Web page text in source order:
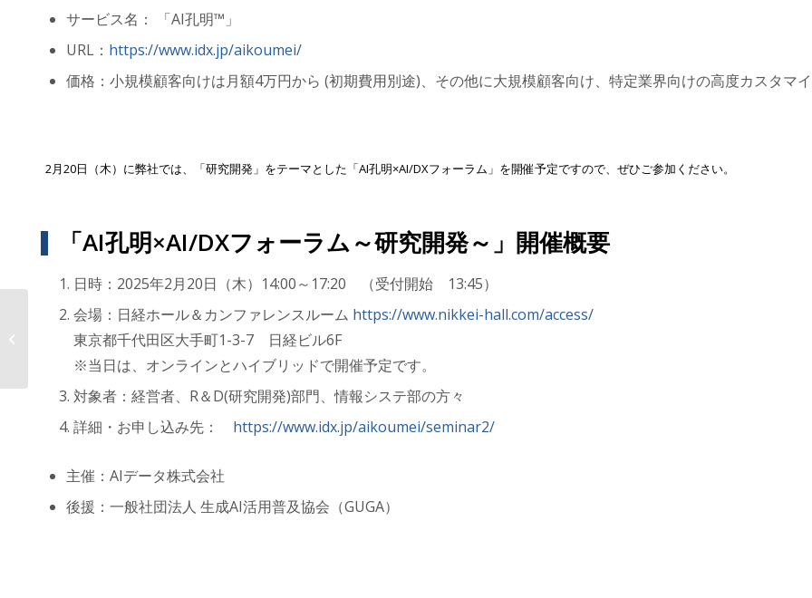
サービス名： 「AI孔明™」
URL： https://www.idx.jp/aikoumei/
価格：小規模顧客向けは月額4万円から (初期費用別途)、その他に大規模顧客向け、特定業界向けの高度カスタマ
2月20日（木）に弊社では、「研究開発」をテーマとした「AI孔明×AI/DXフォーラム」を開催予定ですので、ぜひご参加ください。
「AI孔明×AI/DXフォーラム～研究開発～」開催概要
日時：2025年2月20日（木）14:00～17:20 （受付開始 13:45）
会場：日経ホール＆カンファレンスルーム https://www.nikkei-hall.com/access/
東京都千代田区大手町1-3-7 日経ビル6F
※当日は、オンラインとハイブリッドで開催予定です。
対象者：経営者、R＆D(研究開発)部門、情報システ部の方々
詳細・お申し込み先： https://www.idx.jp/aikoumei/seminar2/
主催：AIデータ株式会社
後援：一般社団法人 生成AI活用普及協会（GUGA）
製造業R&D・研究所向けオールイン
ワンプラットフォーム「IDX...